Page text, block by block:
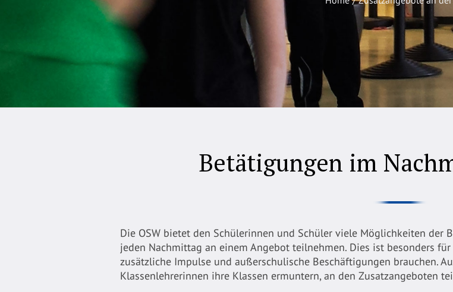
Betätigungen im
Die OSW bietet den Schülerinnen und Schüler viele Möglichkeiten der
jeden Nachmittag an einem Angebot teilnehmen. Dies ist besonders
zusätzliche Impulse und außerschulische Beschäftigungen brauchen.
Klassenlehrerinnen ihre Klassen ermuntern, an den Zusatzangeboten